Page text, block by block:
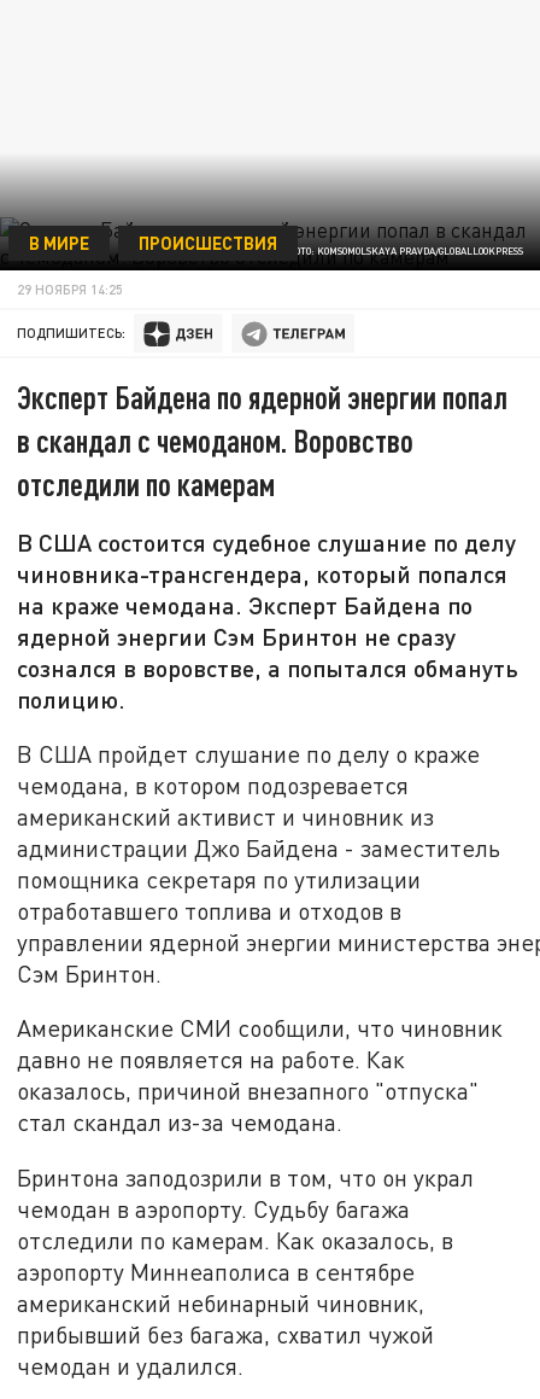
ФОТО: KOMSOMOLSKAYA PRAVDA/GLOBALLOOKPRESS
В МИРЕ ПРОИСШЕСТВИЯ
29 НОЯБРЯ 14:25
ПОДПИШИТЕСЬ:
Эксперт Байдена по ядерной энергии попал
в скандал с чемоданом. Воровство
отследили по камерам
В США состоится судебное слушание по делу
чиновника-трансгендера, который попался
на краже чемодана. Эксперт Байдена по
ядерной энергии Сэм Бринтон не сразу
сознался в воровстве, а попытался обмануть
полицию.
В США пройдет слушание по делу о краже
чемодана, в котором подозревается
американский активист и чиновник из
администрации Джо Байдена - заместитель
помощника секретаря по утилизации
отработавшего топлива и отходов в
управлении ядерной энергии министерства
Сэм Бринтон.
Американские СМИ сообщили, что чиновник
давно не появляется на работе. Как
оказалось, причиной внезапного "отпуска"
стал скандал из-за чемодана.
Бринтона заподозрили в том, что он украл
чемодан в аэропорту. Судьбу багажа
отследили по камерам. Как оказалось, в
аэропорту Миннеаполиса в сентябре
американский небинарный чиновник,
прибывший без багажа, схватил чужой
чемодан и удалился.